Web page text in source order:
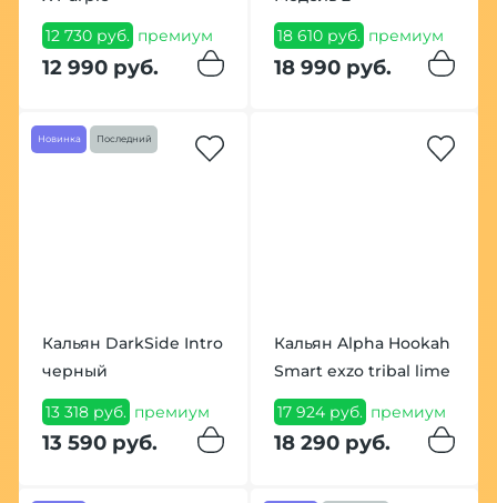
12 730 руб. премиум
12 990 руб.
18 610 руб. премиум
18 990 руб.
Новинка Последний
Кальян DarkSide Intro
черный
13 318 руб. премиум
13 590 руб.
Кальян Alpha Hookah
Smart exzo tribal lime
17 924 руб. премиум
18 290 руб.